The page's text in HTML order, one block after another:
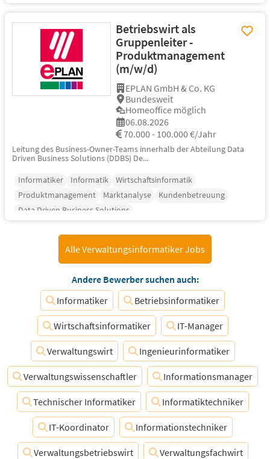
Betriebswirt als
Gruppenleiter -
Produktmanagement
(m/w/d)
EPLAN GmbH & Co. KG
Bundesweit
Homeoffice möglich
06.08.2026
70.000 - 100.000 €/Jahr
Leitung des Business-Owner-Teams innerhalb der Abteilung Data
Driven Business Solutions (DDBS) De...
Informatiker
Informatik
Wirtschaftsinformatik
Produktmanagement
Marktanalyse
Kundenbetreuung
Data Driven Business Solutions
Alle Verwaltungsinformatiker Jobs
Andere Bewerber suchen auch:
Informatiker
Betriebsinformatiker
Wirtschaftsinformatiker IT-Manager
Verwaltungswirt Ingenieurinformatiker
Verwaltungswissenschaftler Informationsmanager
Technischer Informatiker Informatiktechniker
IT-Koordinator Informationstechniker
Verwaltungsbetriebswirt Verwaltungsfachwirt